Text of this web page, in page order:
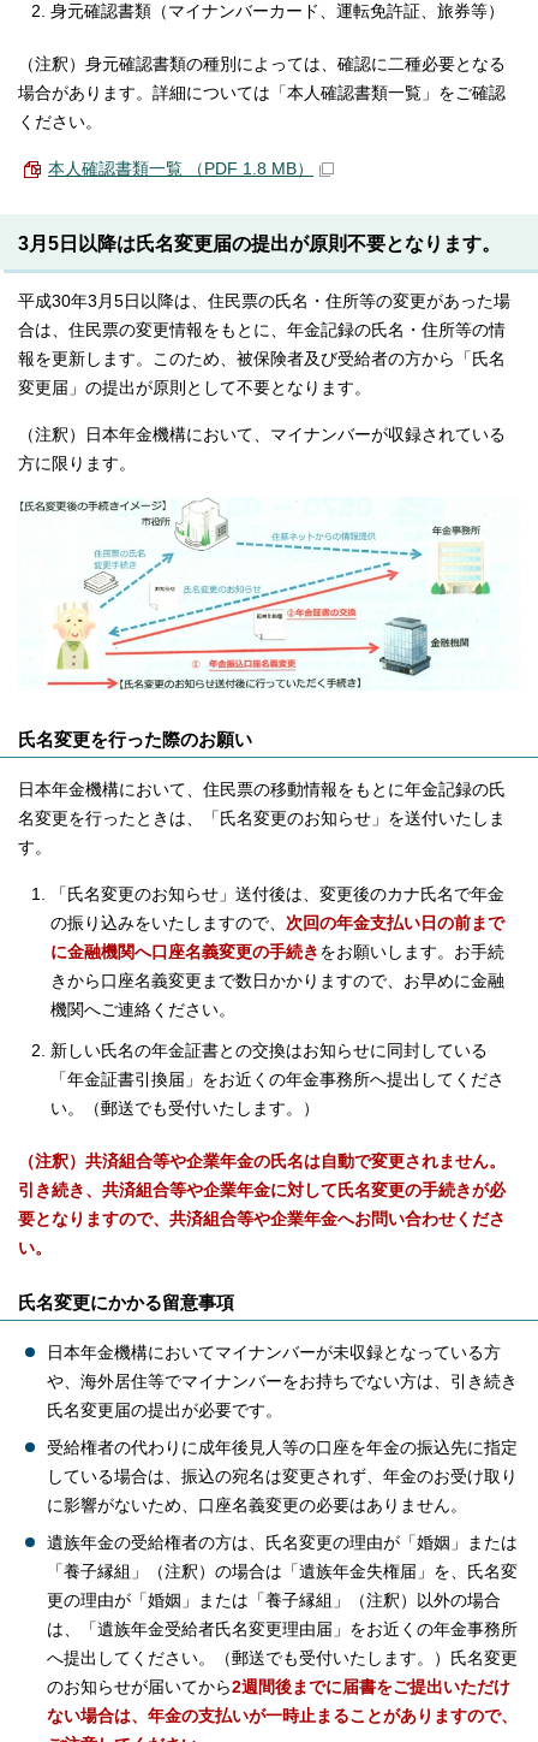
身元確認書類（マイナンバーカード、運転免許証、旅券等）
（注釈）身元確認書類の種別によっては、確認に二種必要となる
場合があります。詳細については「本人確認書類一覧」をご確認
ください。
本人確認書類一覧 （PDF 1.8 MB）
3月5日以降は氏名変更届の提出が原則不要となります。
平成30年3月5日以降は、住民票の氏名・住所等の変更があった場
合は、住民票の変更情報をもとに、年金記録の氏名・住所等の情
報を更新します。このため、被保険者及び受給者の方から「氏名
変更届」の提出が原則として不要となります。
（注釈）日本年金機構において、マイナンバーが収録されている
方に限ります。
氏名変更を行った際のお願い
日本年金機構において、住民票の移動情報をもとに年金記録の氏
名変更を行ったときは、「氏名変更のお知らせ」を送付いたしま
す。
「氏名変更のお知らせ」送付後は、変更後のカナ氏名で年金
の振り込みをいたしますので、 次回の年金支払い日の前まで
に金融機関へ口座名義変更の手続き をお願いします。お手続
きから口座名義変更まで数日かかりますので、お早めに金融
機関へご連絡ください。
新しい氏名の年金証書との交換はお知らせに同封している
「年金証書引換届」をお近くの年金事務所へ提出してくださ
い。（郵送でも受付いたします。）
（注釈）共済組合等や企業年金の氏名は自動で変更されません。
引き続き、共済組合等や企業年金に対して氏名変更の手続きが必
要となりますので、共済組合等や企業年金へお問い合わせくださ
い。
氏名変更にかかる留意事項
日本年金機構においてマイナンバーが未収録となっている方
や、海外居住等でマイナンバーをお持ちでない方は、引き続き
氏名変更届の提出が必要です。
受給権者の代わりに成年後見人等の口座を年金の振込先に指定
している場合は、振込の宛名は変更されず、年金のお受け取り
に影響がないため、口座名義変更の必要はありません。
遺族年金の受給権者の方は、氏名変更の理由が「婚姻」または
「養子縁組」（注釈）の場合は「遺族年金失権届」を、氏名変
更の理由が「婚姻」または「養子縁組」（注釈）以外の場合
は、「遺族年金受給者氏名変更理由届」をお近くの年金事務所
へ提出してください。（郵送でも受付いたします。）氏名変更
のお知らせが届いてから2週間後までに届書をご提出いただけ
ない場合は、年金の支払いが一時止まることがありますので、